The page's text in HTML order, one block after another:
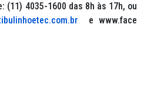
(11) 4035-1600 das 8h às 17h, ou
e www.face